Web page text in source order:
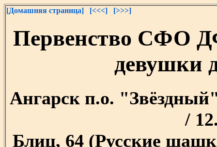
[Домашняя страница] [<<<] [>>>]
Первенство СФО
девушки
Ангарск п.о.
/
Блиц, 64 (Русские